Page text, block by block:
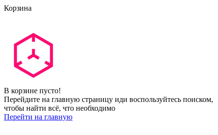
Корзина
В корзине пусто!
Перейдите на главную страницу иди воспользуйтесь поиском,
чтобы найти всё, что необходимо
Перейти на главную